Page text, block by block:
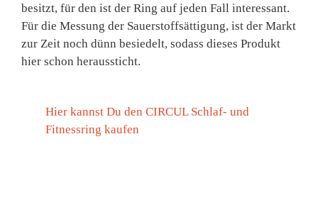
besitzt, für den ist der Ring auf jeden Fall interessant.
Für die Messung der Sauerstoffsättigung, ist der Markt
zur Zeit noch dünn besiedelt, sodass dieses Produkt
hier schon heraussticht.
Hier kannst Du den CIRCUL Schlaf- und
Fitnessring kaufen